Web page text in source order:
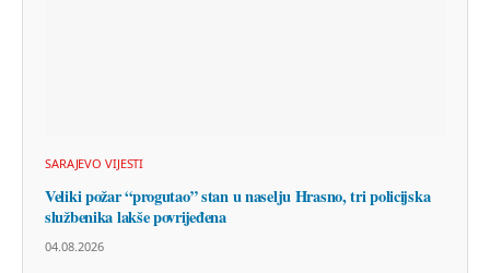
SARAJEVO VIJESTI
Veliki požar “progutao” stan u naselju Hrasno, tri policijska
službenika lakše povrijeđena
04.08.2026